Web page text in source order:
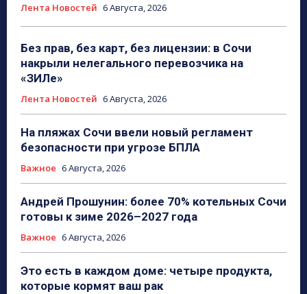
Лента Новостей 6 Августа, 2026
Без прав, без карт, без лицензии: в Сочи
накрыли нелегального перевозчика на
«ЗИЛе»
Лента Новостей 6 Августа, 2026
На пляжах Сочи ввели новый регламент
безопасности при угрозе БПЛА
Важное 6 Августа, 2026
Андрей Прошунин: более 70% котельных Сочи
готовы к зиме 2026–2027 года
Важное 6 Августа, 2026
Это есть в каждом доме: четыре продукта,
которые кормят ваш рак